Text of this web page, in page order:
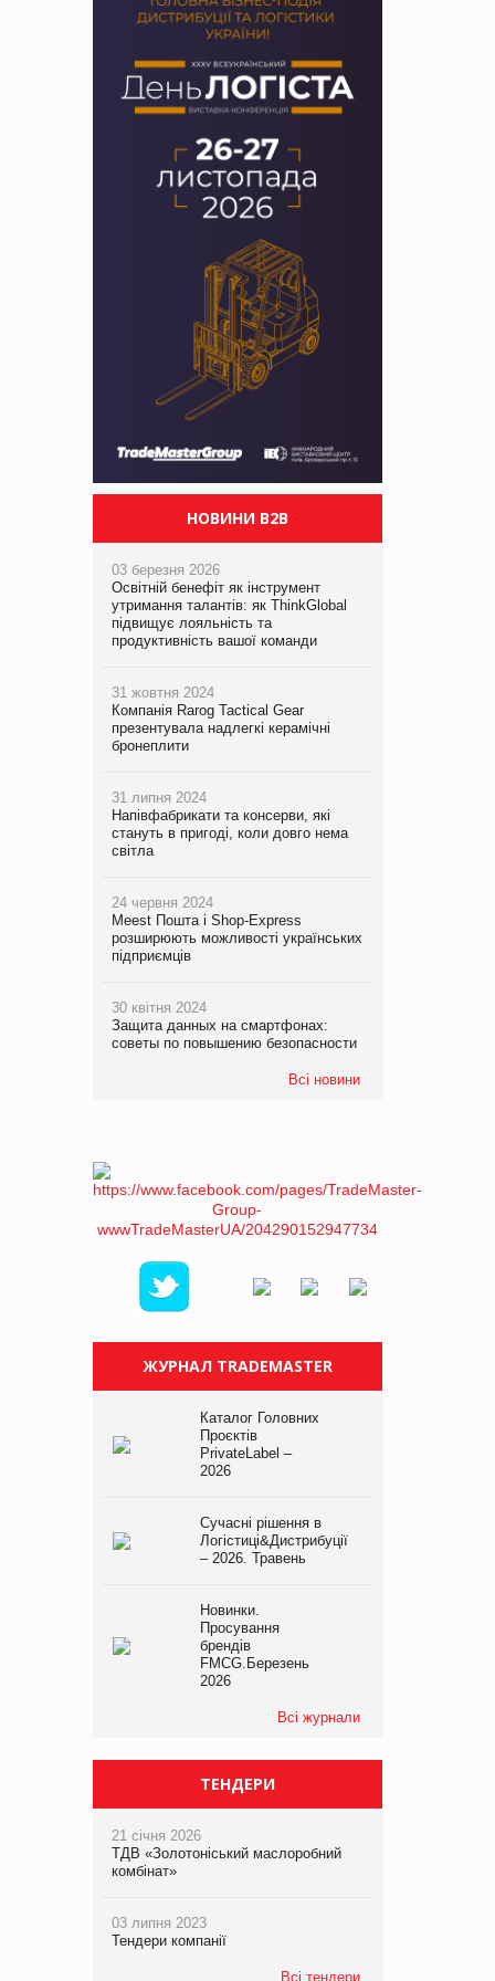
НОВИНИ B2B
03 березня 2026
Освітній бенефіт як інструмент
утримання талантів: як ThinkGlobal
підвищує лояльність та
продуктивність вашої команди
31 жовтня 2024
Компанія Rarog Tactical Gear
презентувала надлегкі керамічні
бронеплити
31 липня 2024
Напівфабрикати та консерви, які
стануть в пригоді, коли довго нема
світла
24 червня 2024
Meest Пошта і Shop-Express
розширюють можливості українських
підприємців
30 квітня 2024
Защита данных на смартфонах:
советы по повышению безопасности
Всі новини
ЖУРНАЛ TRADEMASTER
Каталог Головних
Проєктів
PrivateLabel –
2026
Сучасні рішення в
Логістиці&Дистрибуції
– 2026. Травень
Новинки.
Просування
брендів
FMCG.Березень
2026
Всі журнали
ТЕНДЕРИ
21 січня 2026
ТДВ «Золотоніський маслоробний
комбінат»
03 липня 2023
Тендери компанії
Всі тендери